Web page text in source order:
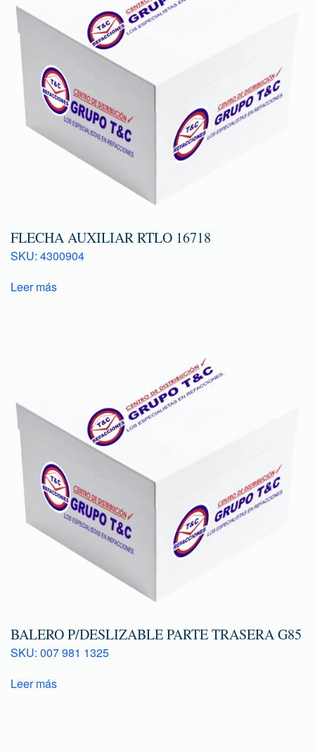
FLECHA AUXILIAR RTLO 16718
SKU: 4300904
Leer más
BALERO P/DESLIZABLE PARTE TRASERA G85
SKU: 007 981 1325
Leer más